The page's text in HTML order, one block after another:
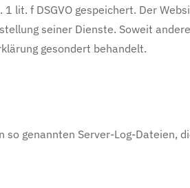
lit. f DSGVO gespeichert. Der
seiner Dienste. Soweit
gesondert behandelt.
genannten Server-Log-Dateien,